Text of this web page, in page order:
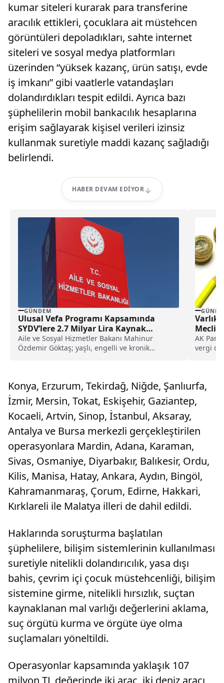
kumar siteleri kurarak para transferine
aracılık ettikleri, çocuklara ait müstehcen
görüntüleri depoladıkları, sahte internet
siteleri ve sosyal medya platformları
üzerinden “yüksek kazanç, ürün satışı, evde
iş imkanı” gibi vaatlerle vatandaşları
dolandırdıkları tespit edildi. Ayrıca bazı
şüphelilerin mobil bankacılık hesaplarına
erişim sağlayarak kişisel verileri izinsiz
kullanmak suretiyle maddi kazanç sağladığı
belirlendi.
HABER DEVAM EDIYOR
GÜNDEM
Ulusal Vefa Programı Kapsamında
SYDV’lere 2.7 Milyar Lira Kaynak
Aktarıldı
Aile ve Sosyal Hizmetler Bakanı Mahinur
Özdemir Göktaş; yaşlı, engelli ve kronik
Varlık
AK
vergi
Konya, Erzurum, Tekirdağ, Niğde, Şanlıurfa,
İzmir, Mersin, Tokat, Eskişehir, Gaziantep,
Kocaeli, Artvin, Sinop, İstanbul, Aksaray,
Antalya ve Bursa merkezli gerçekleştirilen
operasyonlara Mardin, Adana, Karaman,
Sivas, Osmaniye, Diyarbakır, Balıkesir, Ordu,
Kilis, Manisa, Hatay, Ankara, Aydın, Bingöl,
Kahramanmaraş, Çorum, Edirne, Hakkari,
Kırklareli ile Malatya illeri de dahil edildi.
Haklarında soruşturma başlatılan
şüphelilere, bilişim sistemlerinin kullanılması
suretiyle nitelikli dolandırıcılık, yasa dışı
bahis, çevrim içi çocuk müstehcenliği, bilişim
sistemine girme, nitelikli hırsızlık, suçtan
kaynaklanan mal varlığı değerlerini aklama,
suç örgütü kurma ve örgüte üye olma
suçlamaları yöneltildi.
Operasyonlar kapsamında yaklaşık 107
milyon TL değerinde iki araç, iki deniz aracı